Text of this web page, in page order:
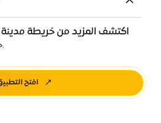
اكتشف المزيد من خريطة مدينة
حمّله الآن لتجربة أفضل.
افتح